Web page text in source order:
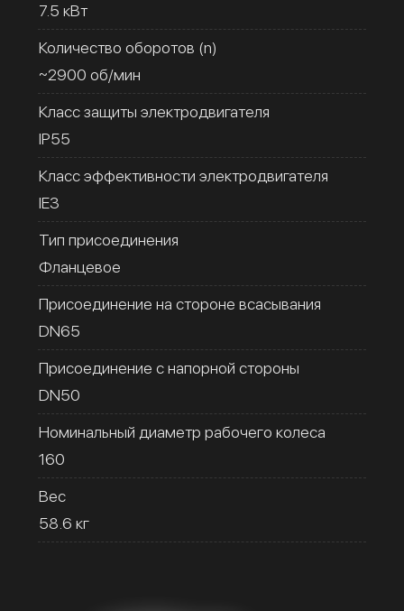
7.5 кВт
Количество оборотов (n)
~2900 об/мин
Класс защиты электродвигателя
IP55
Класс эффективности электродвигателя
IE3
Тип присоединения
Фланцевое
Присоединение на стороне всасывания
DN65
Присоединение с напорной стороны
DN50
Номинальный диаметр рабочего колеса
160
Вес
58.6 кг